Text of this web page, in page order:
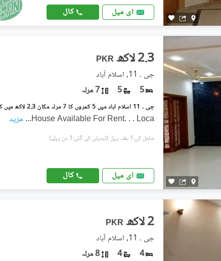
ای میل کال
PKR 2.3 لاکھ
جی ۔ 11, اسلام آباد
5
5 7 مرلہ
House Available For Rent. . . Loca
... مزید
شامل کی:1 ہفتہ پہل (تبدیلی کی گئی:1 دن پہلے)
ای میل کال
PKR 2 لاکھ
جی ۔ 11, اسلام آباد
4
4 8 مرلہ